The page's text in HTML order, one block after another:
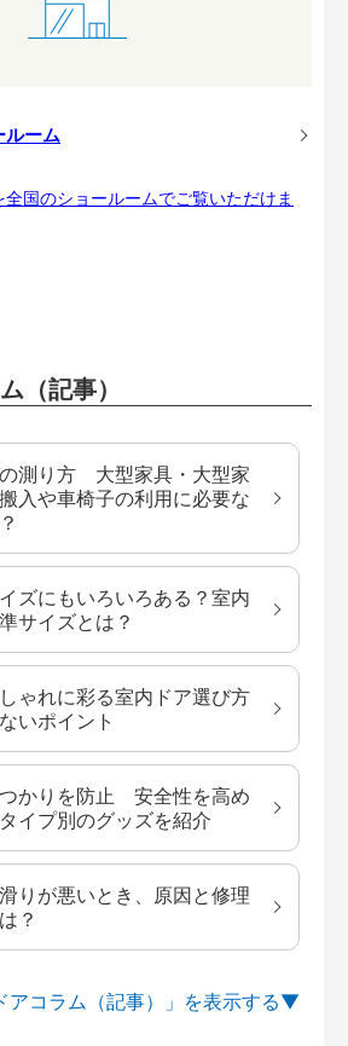
ルーム
国のショールームでご覧いただけま
（記事）
の測り方 大型家具・大型家
入や車椅子の利用に必要な
ズにもいろいろある？室内
サイズとは？
ゃれに彩る室内ドア選び方
いポイント
つかりを防止 安全性を高め
イプ別のグッズを紹介
りが悪いとき、原因と修理
？
アコラム（記事）」を